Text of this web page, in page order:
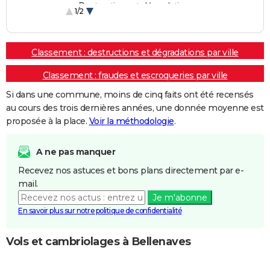
Destructions et dégradations
1/2
Classement : destructions et dégradations par ville
Classement : fraudes et escroqueries par ville
Si dans une commune, moins de cinq faits ont été recensés
au cours des trois dernières années, une donnée moyenne est
proposée à la place. Voir la méthodologie.
A ne pas manquer
Recevez nos astuces et bons plans directement par e-
mail.
Je m'abonne
En savoir plus sur notre politique de confidentialité
Vols et cambriolages à Bellenaves